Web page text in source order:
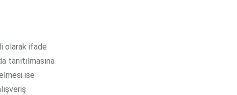
tanıtılmasına
ise